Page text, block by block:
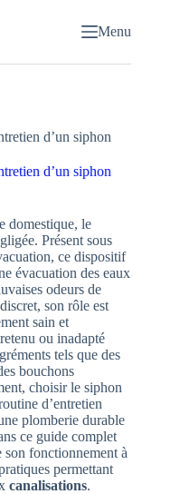
Menu
d’un siphon
d’un siphon
domestique, le
Présent sous
ce dispositif
évacuation des eaux
odeurs de
son rôle est
sain et
ou inadapté
tels que des
bouchons
choisir le siphon
d’entretien
plomberie durable
ce guide complet
son fonctionnement à
permettant
canalisations.